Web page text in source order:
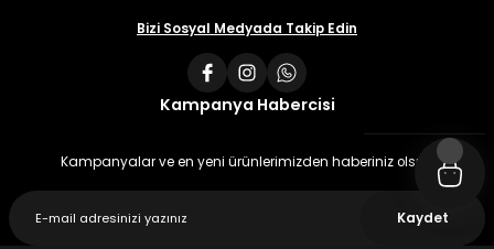
Bizi Sosyal Medyada Takip Edin
Kampanya Habercisi
Kampanyalar ve en yeni ürünlerimizden haberiniz olsun
Kaydet